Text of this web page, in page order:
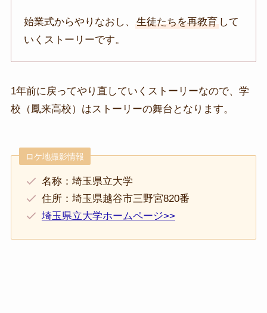
始業式からやりなおし、生徒たちを再教育 して
いくストーリーです。
1年前に戻ってやり直していくストーリーなので、学
校（鳳来高校）はストーリーの舞台となります。
ロケ地撮影情報
名称：埼玉県立大学
住所：埼玉県越谷市三野宮820番
埼玉県立大学ホームページ>>